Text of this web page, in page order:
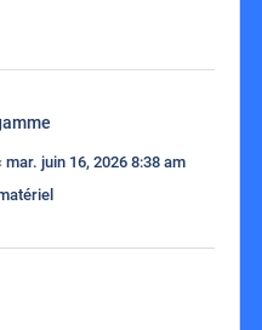
mar. juin 16, 2026 8:38 am